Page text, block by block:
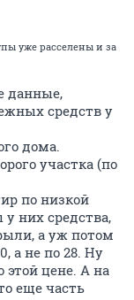
уже расселены и за
данные,
средств у
дома.
участка (по
по низкой
них средства,
а уж потом
а не по 28. Ну
этой цене. А на
еще часть